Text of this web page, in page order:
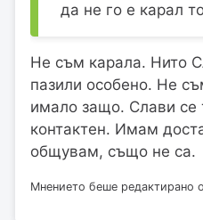
да не го е карал
Не съм карала. Нито
пазили особено. Не
имало защо. Слави се
контактен. Имам
общувам, също не са.
Мнението беше редактирано